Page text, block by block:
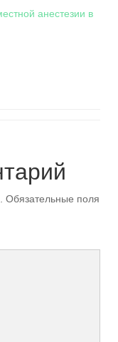
анестезии в
Обязательные поля